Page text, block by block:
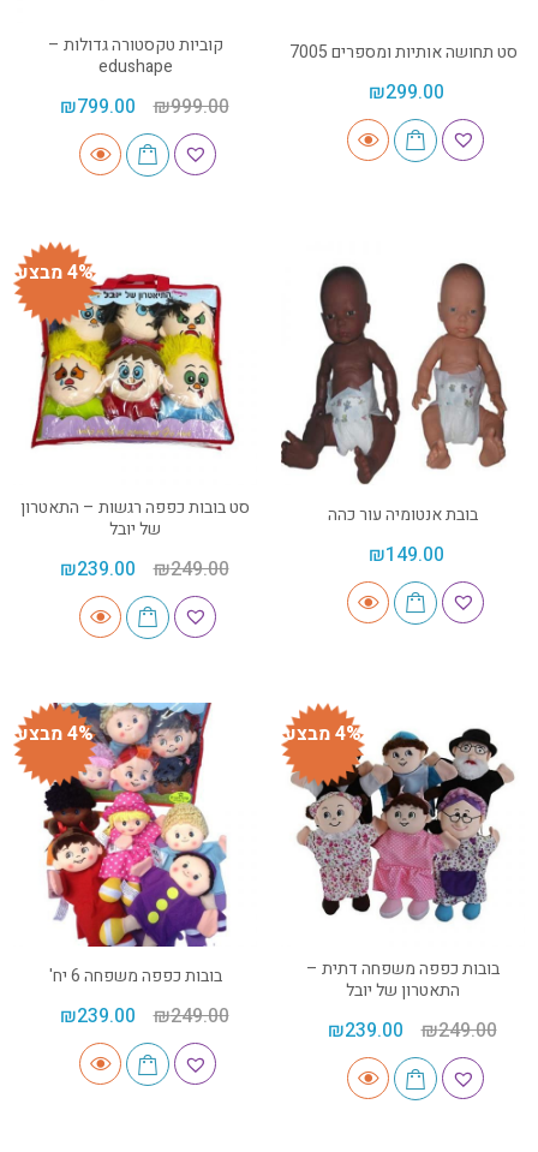
סט תחושה אותיות ומספרים 7005
₪299.00
קוביות טקסטורה גדולות –
edushape
₪999.00
₪799.00
בובת אנטומיה עור כהה
₪149.00
4% מבצע
סט בובות כפפה רגשות – התאטרון
של יובל
₪249.00
₪239.00
4% מבצע
בובות כפפה משפחה דתית –
התאטרון של יובל
₪249.00
₪239.00
4% מבצע
בובות כפפה משפחה 6 יח'
₪249.00
₪239.00